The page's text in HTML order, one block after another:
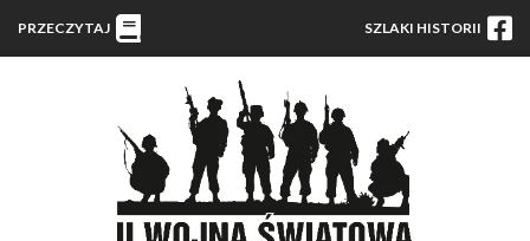
PRZECZYTAJ SZLAKI HISTORII